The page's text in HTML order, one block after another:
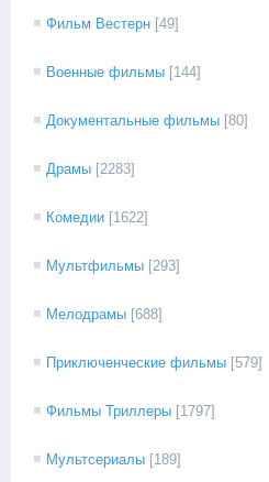
Фильм Вестерн [49]
Военные фильмы [144]
Документальные фильмы [80]
Драмы [2283]
Комедии [1622]
Мультфильмы [293]
Мелодрамы [688]
Приключенческие фильмы [579]
Фильмы Триллеры [1797]
Мультсериалы [189]